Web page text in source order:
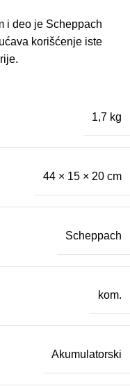
i deo je Scheppach
korišćenje iste
1,7 kg
44 × 15 × 20 cm
Scheppach
kom.
Akumulatorski